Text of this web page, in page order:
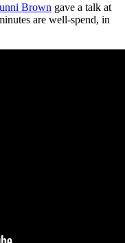
Brown gave a talk at
are well-spend, in